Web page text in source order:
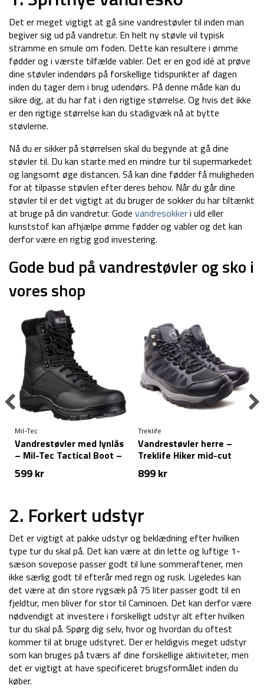
Det er meget vigtigt at gå sine vandrestøvler til inden man
begiver sig ud på vandretur. En helt ny støvle vil typisk
stramme en smule om foden. Dette kan resultere i ømme
fødder og i værste tilfælde vabler. Det er en god idé at prøve
dine støvler indendørs på forskellige tidspunkter af dagen
inden du tager dem i brug udendørs. På denne måde kan du
sikre dig, at du har fat i den rigtige størrelse. Og hvis det ikke
er den rigtige størrelse kan du stadigvæk nå at bytte
støvlerne.
Nå du er sikker på størrelsen skal du begynde at gå dine
støvler til. Du kan starte med en mindre tur til supermarkedet
og langsomt øge distancen. Så kan dine fødder få muligheden
for at tilpasse støvlen efter deres behov. Når du går dine
støvler til er det vigtigt at du bruger de sokker du har tiltænkt
at bruge på din vandretur. Gode vandresokkeri uld eller
kunststof kan afhjælpe ømme fødder og vabler og det kan
derfor være en rigtig god investering.
Gode bud på vandrestøvler og sko i
vores shop
Mil-Tec
Vandrestøvler med lynlås
– Mil-Tec Tactical Boot –
Sort
599kr
Treklife
Vandrestøvler herre –
Treklife Hiker mid-cut
899kr
2. Forkert udstyr
Det er vigtigt at pakke udstyr og beklædning efter hvilken
type tur du skal på. Det kan være at din lette og luftige 1-
sæson sovepose passer godt til lune sommeraftener, men
ikke særlig godt til efterår med regn og rusk. Ligeledes kan
det være at din store rygsæk på 75 liter passer godt til en
fjeldtur, men bliver for stor til Caminoen. Det kan derfor være
nødvendigt at investere i forskelligt udstyr alt efter hvilken
tur du skal på. Spørg dig selv, hvor og hvordan du oftest
kommer til at bruge udstyret. Der er heldigvis meget udstyr
som kan bruges på tværs af dine forskellige aktiviteter, men
det er vigtigt at have specificeret brugsformålet inden du
køber.